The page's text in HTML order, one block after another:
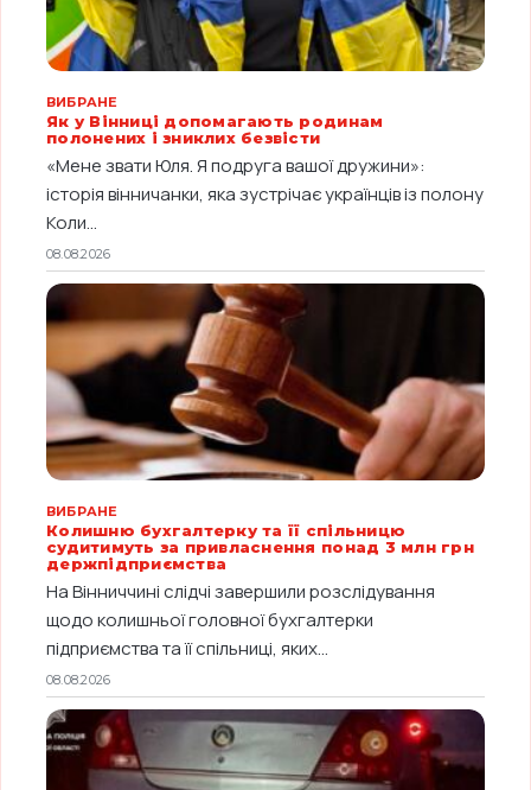
ВИБРАНЕ
Як у Вінниці допомагають родинам
полонених і зниклих безвісти
«Мене звати Юля. Я подруга вашої дружини»:
історія вінничанки, яка зустрічає українців із полону
Коли...
08.08.2026
ВИБРАНЕ
Колишню бухгалтерку та її спільницю
судитимуть за привласнення понад 3 млн грн
держпідприємства
На Вінниччині слідчі завершили розслідування
щодо колишньої головної бухгалтерки
підприємства та її спільниці, яких...
08.08.2026